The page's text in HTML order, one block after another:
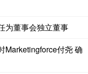
为董事会独立董事
Marketingforce付尧 确